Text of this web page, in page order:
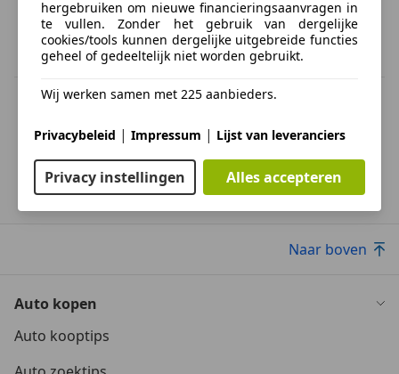
BTW verrekenbaar
kilometerstand, het rijgedrag, de leeftijd van de batterij en het
laadgedrag, kan de radius van occasies aanzienlijk variëren.
Daimler Super V8
Naar boven
Auto kopen
Auto kooptips
hergebruiken om nieuwe financieringsaanvragen in
te vullen. Zonder het gebruik van dergelijke
cookies/tools kunnen dergelijke uitgebreide functies
geheel of gedeeltelijk niet worden gebruikt.
Wij werken samen met 225 aanbieders.
Privacybeleid | Impressum | Lijst van leveranciers
Privacy instellingen Alles accepteren